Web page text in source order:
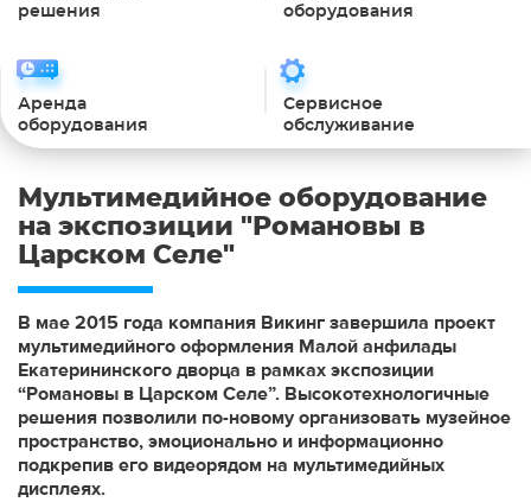
решения
оборудования
Аренда
оборудования
Сервисное
обслуживание
Мультимедийное оборудование
на экспозиции "Романовы в
Царском Селе"
В мае 2015 года компания Викинг завершила проект
мультимедийного оформления Малой анфилады
Екатерининского дворца в рамках экспозиции
“Романовы в Царском Селе”. Высокотехнологичные
решения позволили по-новому организовать музейное
пространство, эмоционально и информационно
подкрепив его видеорядом на мультимедийных
дисплеях.